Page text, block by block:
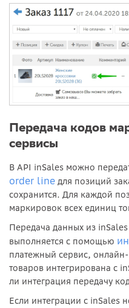
Передача кодов
сервисы
В API inSales можно
order line для позиций
сохранится. Для каждой
маркировок всех единиц
Передача данных из
выполняется с помощью
платежный сервис, онлайн-
товаров интегрирована с
ли интеграция передачу
Если интеграции с inSales